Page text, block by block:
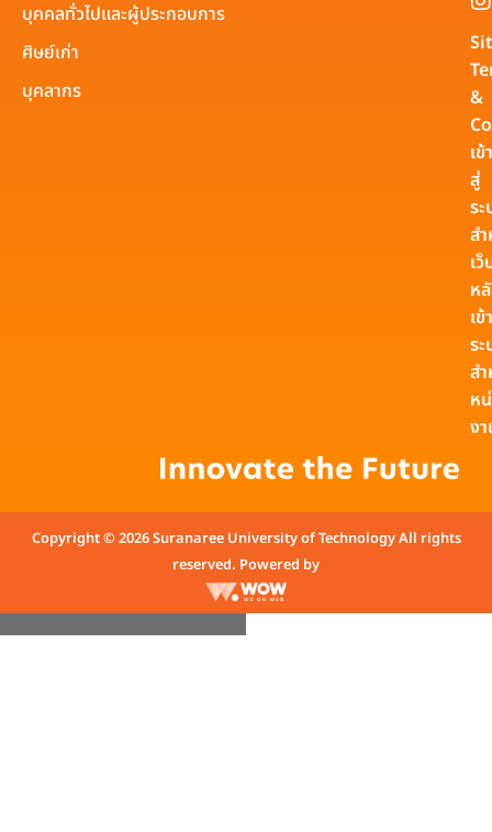
บุคคลทั่วไปและผู้ประกอบการ
ศิษย์เก่า
บุคลากร
&
เข้า
สู่
ร
ส
เ
ห
เข้
ร
ส
ห
ง
Copyright © 2026 Suranaree University of Technology All rights
reserved. Powered by